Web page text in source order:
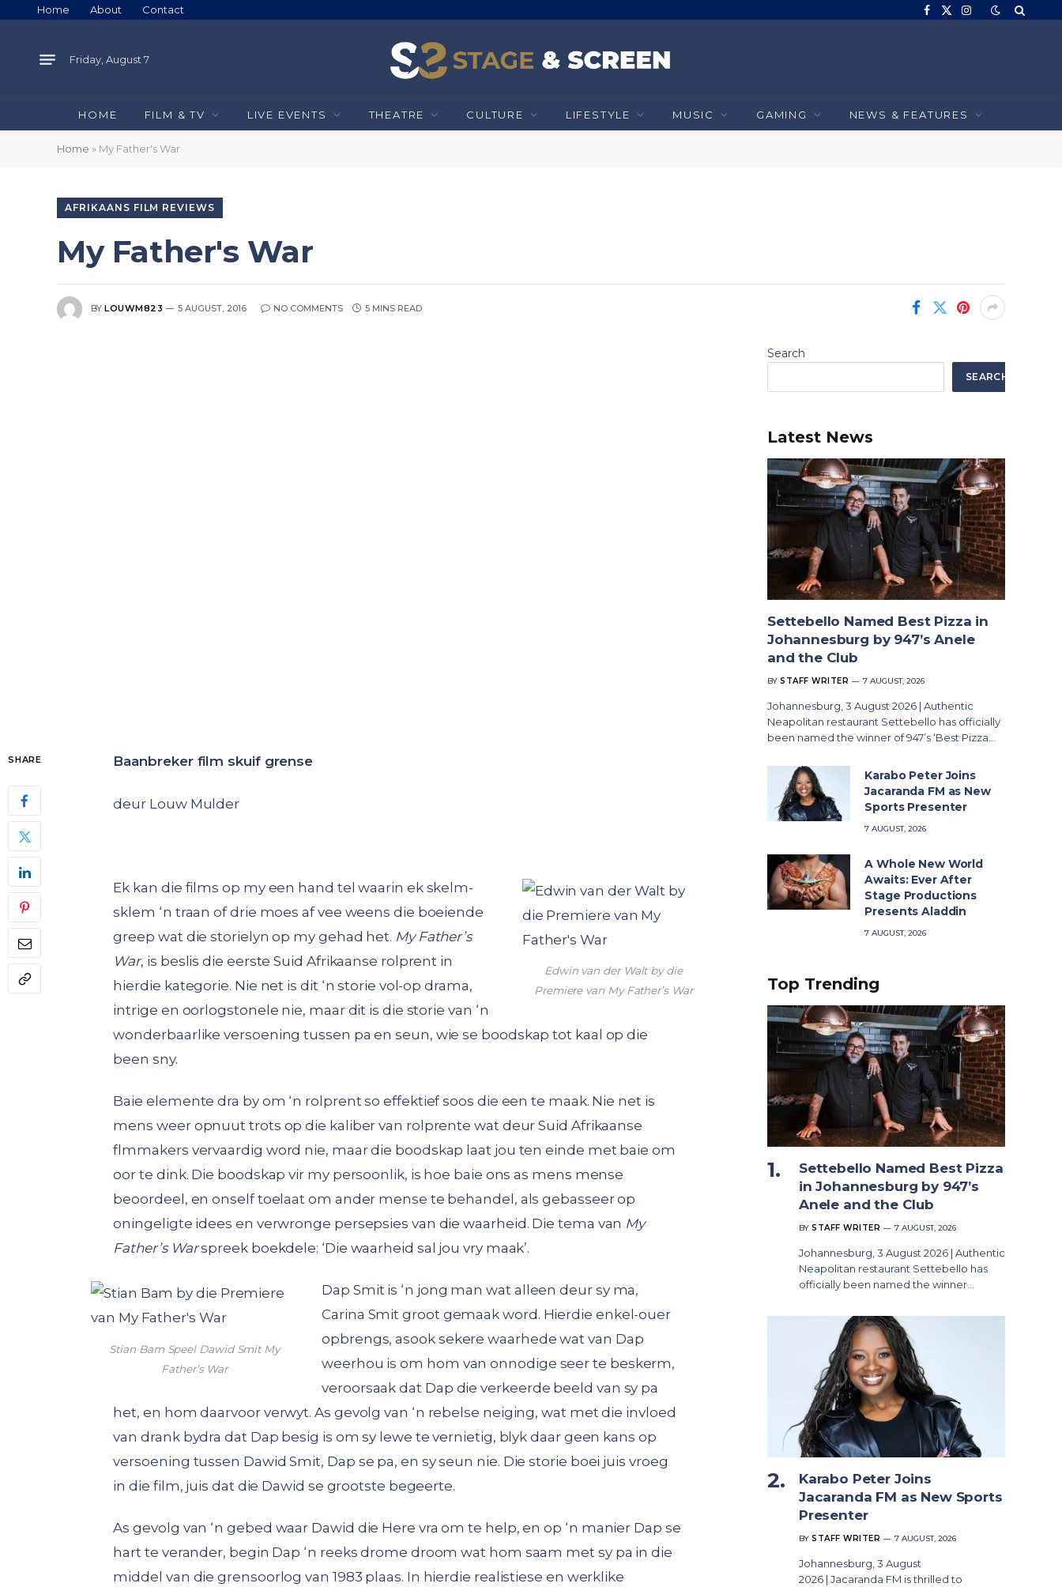
Home About Contact Facebook
X
Instagram
Friday, August 7
HOME FILM & TV LIVE EVENTS THEATRE CULTURE LIFESTYLE MUSIC GAMING NEWS & FEATURES
Home » My Father's War
AFRIKAANS FILM REVIEWS
My Father's War
BY LOUWM823 5 AUGUST, 2016 NO COMMENTS 5 MINS READ
SHARE Baanbreker film skuif grense
deur Louw Mulder
Edwin van der Walt by die
Premiere van My Father’s War
Ek kan die films op my een hand tel waarin ek skelm-
sklem ‘n traan of drie moes af vee weens die boeiende
greep wat die storielyn op my gehad het. My Father’s
War, is beslis die eerste Suid Afrikaanse rolprent in
hierdie kategorie. Nie net is dit ‘n storie vol-op drama,
intrige en oorlogstonele nie, maar dit is die storie van ‘n
wonderbaarlike versoening tussen pa en seun, wie se boodskap tot kaal op die
been sny.
Baie elemente dra by om ‘n rolprent so effektief soos die een te maak. Nie net is
mens weer opnuut trots op die kaliber van rolprente wat deur Suid Afrikaanse
flmmakers vervaardig word nie, maar die boodskap laat jou ten einde met baie om
oor te dink. Die boodskap vir my persoonlik, is hoe baie ons as mens mense
beoordeel, en onself toelaat om ander mense te behandel, als gebasseer op
oningeligte idees en verwronge persepsies van die waarheid. Die tema van My
Father’s Warspreek boekdele: ‘Die waarheid sal jou vry maak’.
Stian Bam Speel Dawid Smit My
Father’s War
Dap Smit is ‘n jong man wat alleen deur sy ma,
Carina Smit groot gemaak word. Hierdie enkel-ouer
opbrengs, asook sekere waarhede wat van Dap
weerhou is om hom van onnodige seer te beskerm,
veroorsaak dat Dap die verkeerde beeld van sy pa
het, en hom daarvoor verwyt. As gevolg van ‘n rebelse neiging, wat met die invloed
van drank bydra dat Dap besig is om sy lewe te vernietig, blyk daar geen kans op
versoening tussen Dawid Smit, Dap se pa, en sy seun nie. Die storie boei juis vroeg
in die film, juis dat die Dawid se grootste begeerte.
As gevolg van ‘n gebed waar Dawid die Here vra om te help, en op ‘n manier Dap se
hart te verander, begin Dap ‘n reeks drome droom wat hom saam met sy pa in die
middel van die grensoorlog van 1983 plaas. In hierdie realistiese en werklike
Search
SEARCH
Latest News
Settebello Named Best Pizza in
Johannesburg by 947’s Anele
and the Club
BY STAFF WRITER 7 AUGUST, 2026
Johannesburg, 3 August 2026 | Authentic
Neapolitan restaurant Settebello has officially
been named the winner of 947’s ‘Best Pizza…
Karabo Peter Joins
Jacaranda FM as New
Sports Presenter
7 AUGUST, 2026
A Whole New World
Awaits: Ever After
Stage Productions
Presents Aladdin
7 AUGUST, 2026
Top Trending
Settebello Named Best Pizza
in Johannesburg by 947’s
Anele and the Club
BY STAFF WRITER 7 AUGUST, 2026
Johannesburg, 3 August 2026 | Authentic
Neapolitan restaurant Settebello has
officially been named the winner…
Karabo Peter Joins
Jacaranda FM as New Sports
Presenter
BY STAFF WRITER 7 AUGUST, 2026
Johannesburg, 3 August
2026 | Jacaranda FM is thrilled to